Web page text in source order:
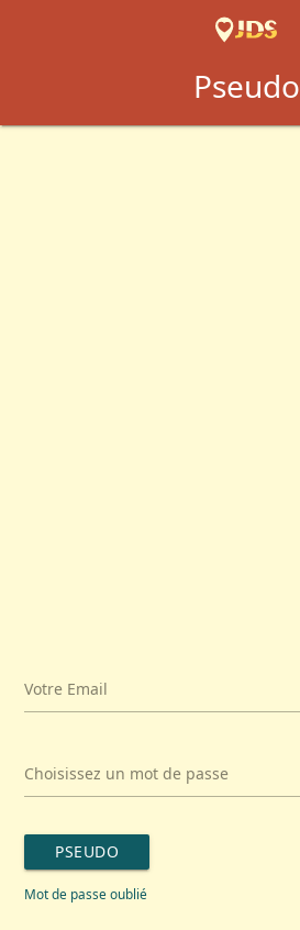
Pseudo
Votre Email
Choisissez un mot de passe
PSEUDO
Mot de passe oublié